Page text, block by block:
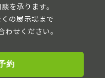
を承ります。
の展示場まで
せください。
約